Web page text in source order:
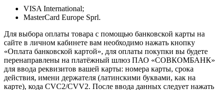
VISA International;
MasterCard Europe Sprl.
Для выбора оплаты товара с помощью банковской карты на
сайте в личном кабинете вам необходимо нажать кнопку
«Оплата банковской картой», для оплаты покупки вы будете
перенаправлены на платёжный шлюз ПАО «СОВКОМБАНК»
для ввода реквизитов вашей карты: номера карты, срока
действия, имени держателя (латинскими буквами, как на
карте), кода CVC2/CVV2. После ввода данных следует нажать